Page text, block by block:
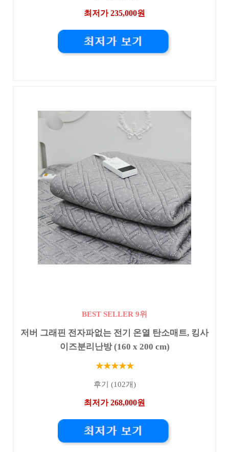
최저가 235,000원
BEST SELLER 9위
저버 그래핀 전자파없는 전기 온열 탄소매트, 킹사
이즈분리난방 (160 x 200 cm)
★★★★★
후기 (102개)
최저가 268,000원